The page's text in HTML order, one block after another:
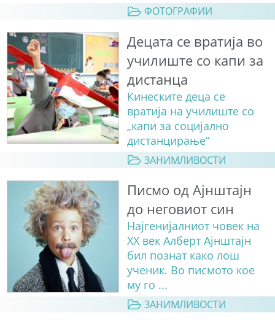
ФОТОГРАФИИ
Децата се вратија во
училиште со капи за
дистанца
Кинеските деца се
вратија на училиште со
„капи за социјално
дистанцирање“
ЗАНИМЛИВОСТИ
Писмо од Ајнштајн
до неговиот син
Најгенијалниот човек на
ХХ век Алберт Ајнштајн
бил познат како лош
ученик. Во писмото кое
му го ...
ЗАНИМЛИВОСТИ